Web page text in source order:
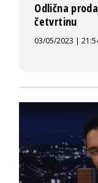
Odlična
četvrtinu
03/05/2023 |